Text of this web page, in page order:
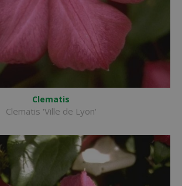
Clematis
Clematis 'Ville de Lyon'